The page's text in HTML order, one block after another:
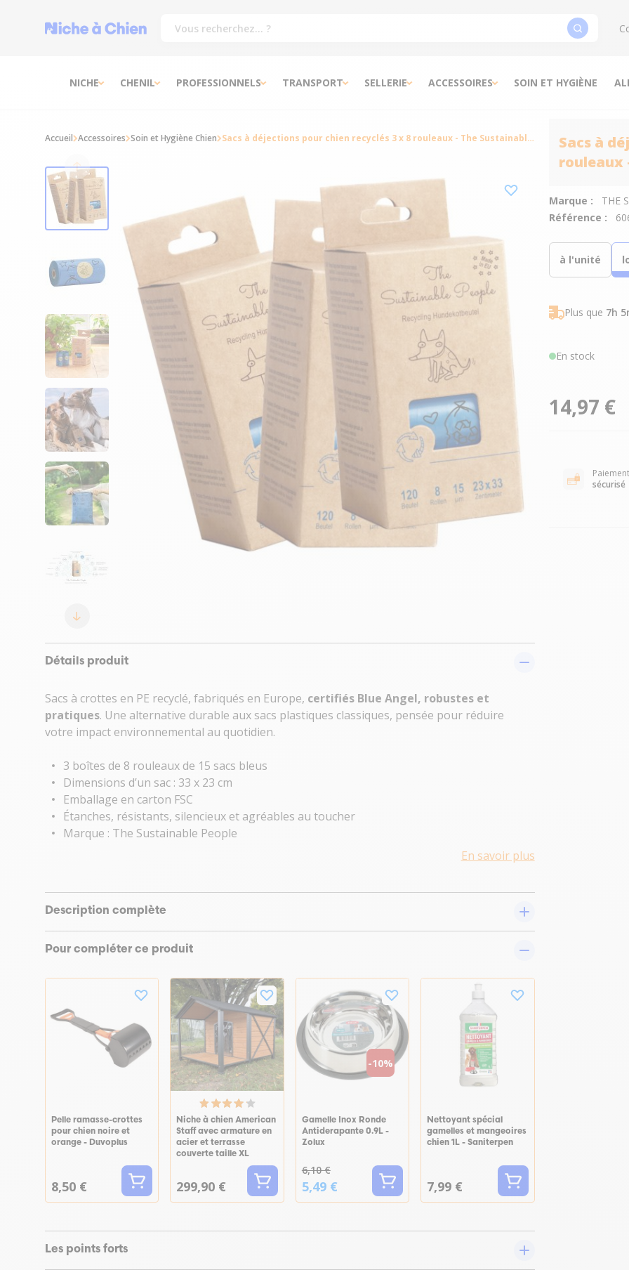
NICHE CHENIL PROFESSIONNELS TRANSPORT SELLERIE ACCESSOIRES SOIN ET HYGIÈNE
Sacs à
rouleaux
Marque :
THE
Référence :
à l'unité
Plus que 7h
En stock
14,97 €
Paiement
sécurisé
Détails produit
Sacs à crottes en PE recyclé, fabriqués en Europe, certifiés Blue Angel, robustes et
pratiques. Une alternative durable aux sacs plastiques classiques, pensée pour réduire
votre impact environnemental au quotidien.
3 boîtes de 8 rouleaux de 15 sacs bleus
Dimensions d’un sac : 33 x 23 cm
Emballage en carton FSC
Étanches, résistants, silencieux et agréables au toucher
Marque : The Sustainable People
En savoir plus
Description complète
Pour compléter ce produit
Pelle ramasse-crottes
pour chien noire et
orange - Duvoplus
8,50 €
Niche à chien American
Staff avec armature en
acier et terrasse
couverte taille XL
299,90 €
-10%
Gamelle Inox Ronde
Antiderapante 0.9L -
Zolux
6,10 €
5,49 €
Nettoyant spécial
gamelles et mangeoires
chien 1L - Saniterpen
7,99 €
Les points forts
Accueil Accessoires Soin et Hygiène Chien Sacs à déjections pour chien recyclés 3 x 8 rouleaux - The Sustainable People